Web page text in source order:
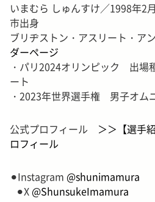
いまむら しゅんすけ／1998年2
市出身
ブリヂストン・アスリート・ア
ダーページ
・パリ2024オリンピック 出場
ート
・2023年世界選手権 男子オム
公式プロフィール ＞＞【選手
ロフィール
⚫︎Instagram @shunimamura
⚫︎X @ShunsukeImamura